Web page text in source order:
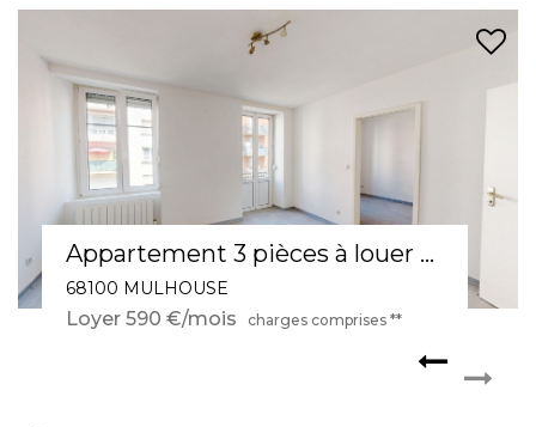
Appartement 3 pièces à louer en rez-de-chaussée à Mulhouse - Réf 566
68100 MULHOUSE
Loyer 590 €/mois charges comprises **